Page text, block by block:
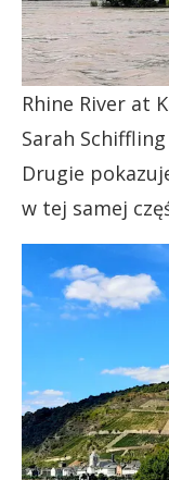
Rhine River at
Sarah Schiffling
Drugie
w tej samej